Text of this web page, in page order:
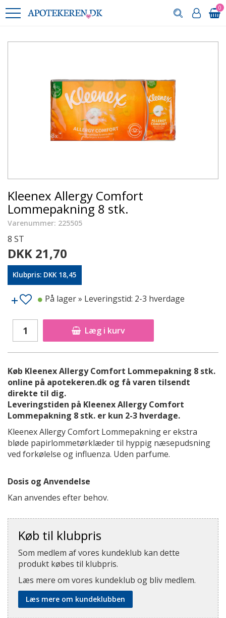
0
Kleenex Allergy Comfort
Lommepakning 8 stk.
Varenummer: 225505
8 ST
DKK 21,70
Klubpris: DKK 18,45
Læg i kurv
På lager» Leveringstid: 2-3 hverdage
Køb Kleenex Allergy Comfort Lommepakning 8 stk.
online på apotekeren.dk og få varen tilsendt
direkte til dig.
Leveringstiden på Kleenex Allergy Comfort
Lommepakning 8 stk. er kun 2-3 hverdage.
Kleenex Allergy Comfort Lommepakning er ekstra
bløde papirlommetørklæder til hyppig næsepudsning
ved forkølelse og influenza. Uden parfume.
Dosis og Anvendelse
Kan anvendes efter behov.
Køb til klubpris
Som medlem af vores kundeklub kan dette
produkt købes til klubpris.
Læs mere om vores kundeklub og bliv medlem.
Læs mere om kundeklubben